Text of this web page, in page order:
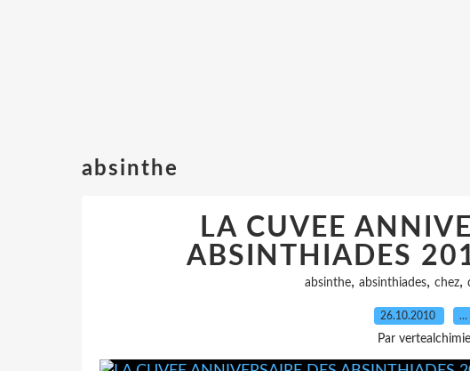
absinthe
LA CUVEE
ABSINTHIADES
absinthe, absinthiades, chez,
26.10.2010 …
Par vertealchimie